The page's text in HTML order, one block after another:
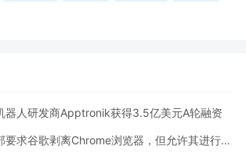
器人研发商Apptronik获得3.5亿美元A轮融资
求谷歌剥离Chrome浏览器，但允许其进行AI投资